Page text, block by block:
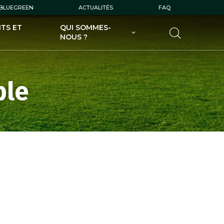
ACTUALITÉS FAQ
ET
QUI SOMMES-
NOUS ?
UGOLF AU SERVICE DES
GOLFEURS
UGOLF AU SERVICE DES
PROPRIÉTAIRES DE GOLFS
UGOLF ET SES FILIALES
UGOLF ÉCODURABLE